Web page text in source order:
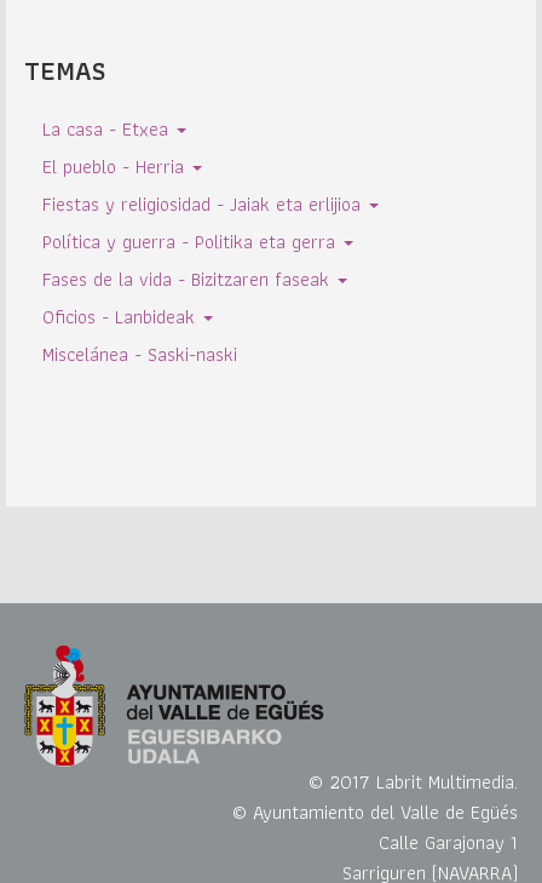
TEMAS
La casa - Etxea
El pueblo - Herria
Fiestas y religiosidad - Jaiak eta erlijioa
Política y guerra - Politika eta gerra
Fases de la vida - Bizitzaren faseak
Oficios - Lanbideak
Miscelánea - Saski-naski
© 2017 Labrit Multimedia.
© Ayuntamiento del Valle de Egüés
Calle Garajonay 1
Sarriguren (NAVARRA)